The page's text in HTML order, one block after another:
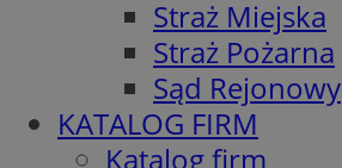
Straż Miejska
Straż Pożarna
Sąd Rejonowy
KATALOG FIRM
Katalog firm